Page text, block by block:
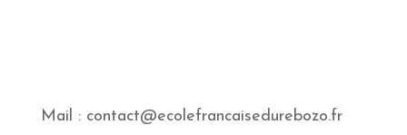
Mail : contact@ecolefrancaisedurebozo.fr